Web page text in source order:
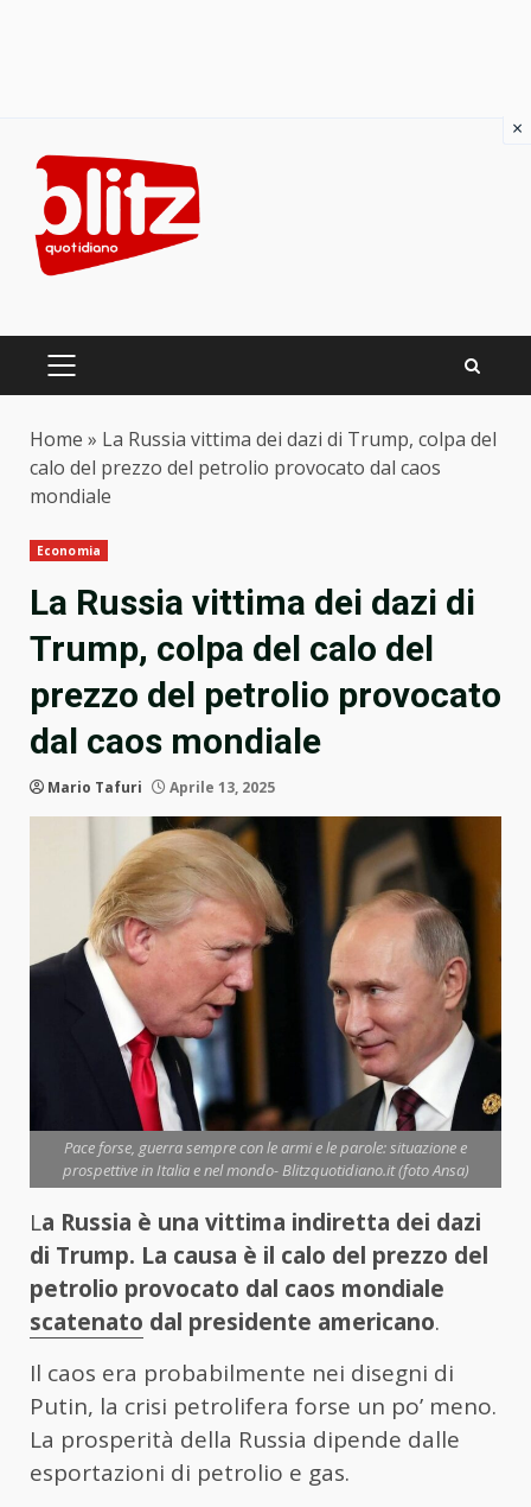
content
PRIMARY
Home » La Russia vittima dei dazi di Trump, colpa del
calo del prezzo del petrolio provocato dal caos
mondiale
Economia
La Russia vittima dei dazi di
Trump, colpa del calo del
prezzo del petrolio provocato
dal caos mondiale
Mario Tafuri Aprile 13, 2025
Pace forse, guerra sempre con le armi e le parole: situazione e
prospettive in Italia e nel mondo- Blitzquotidiano.it (foto Ansa)
La Russia è una vittima indiretta dei dazi
di Trump. La causa è il calo del prezzo del
petrolio provocato dal caos mondiale
scatenato dal presidente americano.
Il caos era probabilmente nei disegni di
Putin, la crisi petrolifera forse un po’ meno.
La prosperità della Russia dipende dalle
esportazioni di petrolio e gas.
×